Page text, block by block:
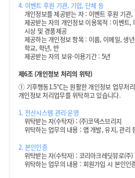
4. 이벤트 후원 기관, 기업, 단체 등
개인정보를 제공받는 자 : 이벤트 후원 기관
제공받는 자의 개인정보 이용목적 : 이벤트,
시상 및 경품제공
제공하는 개인정보 항목 : 이름, 이메일, 생
학교, 학년, 반
제공받는 자의 보유·이용기간 : 5년
제6조 (개인정보 처리의 위탁)
① 기후행동1.5℃는 원활한 개인정보 업무처
개인정보 처리업무를 위탁하고 있습니다.
1. 전산시스템 관리·운영
위탁받는 자(수탁자) : (주)코덱스브리지
위탁하는 업무의 내용 : 앱 개발, 유지, 관리
2. 본인인증
위탁받는 자(수탁자) : 코리아크레딧뷰로(주)
위탁하는 업무의 내용 : 회원가입 시 본인인